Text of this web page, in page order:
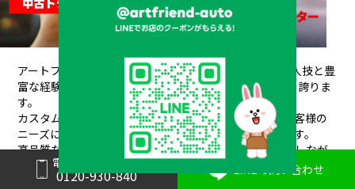
電話で問い合わせ
0120-930-840 LINEで問い合わせ
アートフレンドAUTOは、創業以来培ってきた熟練の職人技と豊
富な経験が信頼され、 20年間で10,000台もの販売実績を誇りま
す。
カスタムデザインから架装、整備、車検、保険まで、お客様の
ニーズにワンストップで対応できるのが私たちの強みです。
高品質なパーツと素材を使用し、安全性や耐久性を重視しなが
らも、 迅速丁寧な対応と競争力のある価格設定で、常にお客様
にご満足いただけるサービスを提供しています。